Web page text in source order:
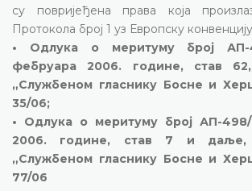
су повријеђена права која
Протокола број 1 уз Европску
• Одлука о меритуму број
фебруара 2006. године, став
„Службеном гласнику Босне и
35/06;
• Одлука о меритуму број АП-
2006. године, став 7 и даље,
„Службеном гласнику Босне и
77/06